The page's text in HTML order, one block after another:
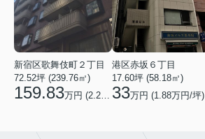
新宿区歌舞伎町２丁目
72.52坪 (239.76㎡)
159.83万円 (2.2万円/坪)
港区赤坂６丁目
17.60坪 (58.18㎡)
33万円 (1.88万円/坪)